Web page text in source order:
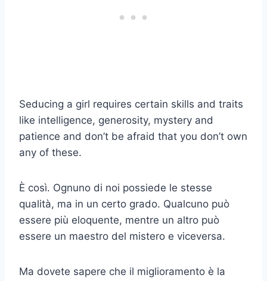
Seducing a girl requires certain skills and traits
like intelligence, generosity, mystery and
patience and don’t be afraid that you don’t own
any of these.
È così. Ognuno di noi possiede le stesse
qualità, ma in un certo grado. Qualcuno può
essere più eloquente, mentre un altro può
essere un maestro del mistero e viceversa.
Ma dovete sapere che il miglioramento è la